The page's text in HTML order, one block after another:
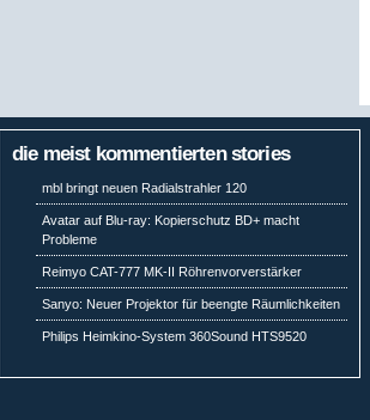
die meist kommentierten stories
mbl bringt neuen Radialstrahler 120
Avatar auf Blu-ray: Kopierschutz BD+ macht
Probleme
Reimyo CAT-777 MK-II Röhrenvorverstärker
Sanyo: Neuer Projektor für beengte Räumlichkeiten
Philips Heimkino-System 360Sound HTS9520